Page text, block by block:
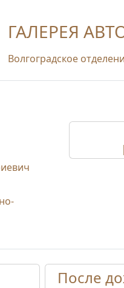
ГАЛЕРЕЯ
Волгоградское
После